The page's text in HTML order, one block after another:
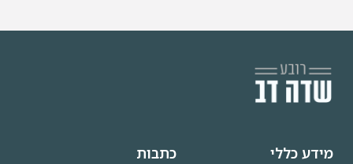
מידע כללי כתבות